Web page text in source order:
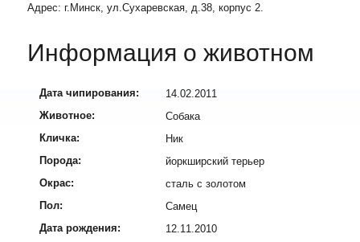
Адрес: г.Минск, ул.Сухаревская, д.38, корпус 2.
Информация о животном
Дата чипирования:
14.02.2011
Животное:
Собака
Кличка:
Ник
Порода:
йоркширский терьер
Окрас:
сталь с золотом
Пол:
Самец
Дата рождения:
12.11.2010